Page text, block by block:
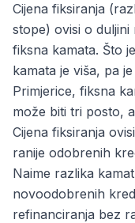
Cijena fiksiranja
stope) ovisi o
fiksna kamata. Što
kamata je viša, pa
Primjerice, fiksna
može biti tri posto,
Cijena fiksiranja
ranije odobrenih
Naime razlika
novoodobrenih
refinanciranja bez